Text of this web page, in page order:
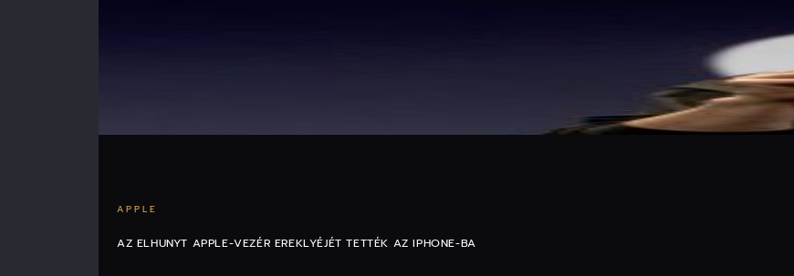
APPLE
AZ ELHUNYT APPLE-VEZÉR EREKLYÉJÉT TETTÉK AZ IPHONE-BA